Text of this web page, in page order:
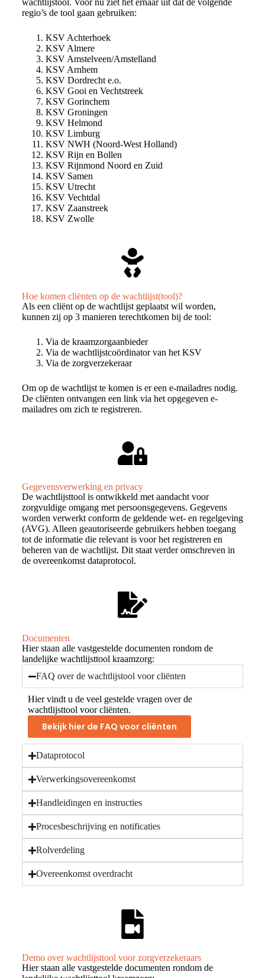
wachtlijstool. Voor nu ziet het ernaar uit dat de volgende
regio’s de tool gaan gebruiken:
KSV Achterhoek
KSV Almere
KSV Amstelveen/Amstelland
KSV Arnhem
KSV Dordrecht e.o.
KSV Gooi en Vechtstreek
KSV Gorinchem
KSV Groningen
KSV Helmond
KSV Limburg
KSV NWH (Noord-West Holland)
KSV Rijn en Bollen
KSV Rijnmond Noord en Zuid
KSV Samen
KSV Utrecht
KSV Vechtdal
KSV Zaanstreek
KSV Zwolle
Hoe komen cliënten op de wachtlijst(tool)?
Als een cliënt op de wachtlijst geplaatst wil worden,
kunnen zij op 3 manieren terechtkomen bij de tool:
Via de kraamzorgaanbieder
Via de wachtlijstcoördinator van het KSV
Via de zorgverzekeraar
Om op de wachtlijst te komen is er een e-mailadres nodig.
De cliënten ontvangen een link via het opgegeven e-
mailadres om zich te registreren.
Gegevensverwerking en privacy
De wachtlijsttool is ontwikkeld met aandacht voor
zorgvuldige omgang met persoonsgegevens. Gegevens
worden verwerkt conform de geldende wet- en regelgeving
(AVG). Alleen geautoriseerde gebruikers hebben toegang
tot de informatie die relevant is voor het registreren en
beheren van de wachtlijst. Dit staat verder omschreven in
de overeenkomst dataprotocol.
Documenten
Hier staan alle vastgestelde documenten rondom de
landelijke wachtlijsttool kraamzorg:
FAQ over de wachtlijstool voor cliënten
Hier vindt u de veel gestelde vragen over de
wachtlijsttool voor cliënten.
Bekijk hier de FAQ voor cliënten
Dataprotocol
Verwerkingsovereenkomst
Handleidingen en instructies
Procesbeschrijving en notificaties
Rolverdeling
Overeenkomst overdracht
Demo over wachtlijsttool voor zorgverzekeraars
Hier staan alle vastgestelde documenten rondom de